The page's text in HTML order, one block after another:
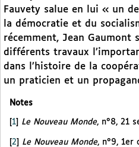
Fauvety salue en lui « un
la démocratie et du
récemment, Jean Gaumont
différents travaux
dans l’histoire de la
un praticien et un
Notes
1 Le Nouveau Monde, n°8, 21
[2] Le Nouveau Monde, n°9, 1er